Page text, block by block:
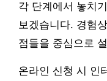
각 단계에서 놓치
보겠습니다. 경험
점들을 중심으로
온라인 신청 시 인